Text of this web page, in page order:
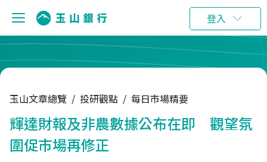
登入
玉山文章總覽 / 投研觀點 / 每日市場精要
輝達財報及非農數據公布在即 觀望氛
圍促市場再修正